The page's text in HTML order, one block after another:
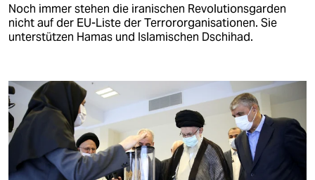
Noch immer stehen die iranischen Revolutionsgarden
nicht auf der EU-Liste der Terrororganisationen. Sie
unterstützen Hamas und Islamischen Dschihad.